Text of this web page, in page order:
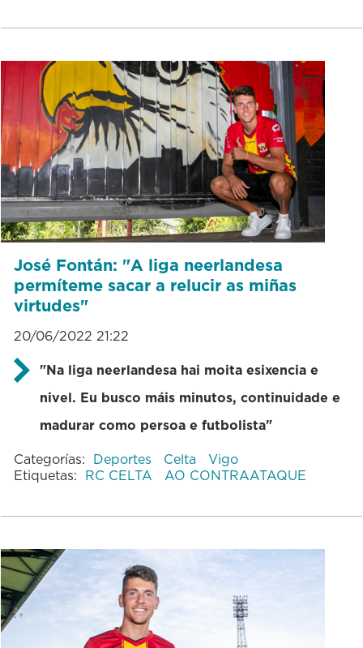
José Fontán: "A liga neerlandesa
permíteme sacar a relucir as miñas
virtudes"
20/06/2022 21:22
"Na liga neerlandesa hai moita esixencia e
nivel. Eu busco máis minutos, continuidade e
madurar como persoa e futbolista"
Categorías: Deportes Celta
Vigo
Etiquetas: RC CELTA AO CONTRAATAQUE